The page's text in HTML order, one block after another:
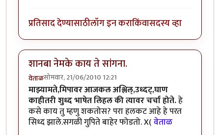
प्रतिसाद देण्यासाठीलॉग इन कराकिंवासदस्य व्हा
शानबा नेमके काय ते सांगना.
वेताळसोमवार, 21/06/2010 12:21
माझ्यामते,मिपावर आजकल अश्लिल्,उध्दट्,घाण
काहीतरी शुध्द भाषेत लिहल की त्यावर चर्चा होते.हे
कसे काय तु म्हणु शकतोस? परा हलकट आहे हे परत
सिध्द झाले.सगळी गुपिते बाहेर फोडतो. X(वेताळ